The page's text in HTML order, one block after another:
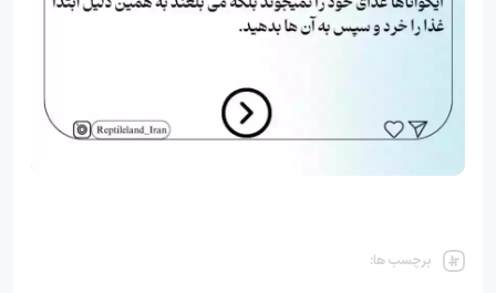
برچسب ها: